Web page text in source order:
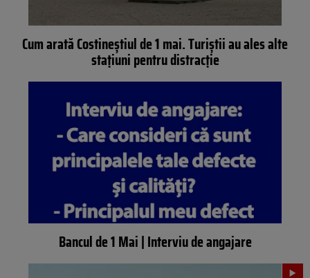
Cum arată Costineștiul de 1 mai. Turiștii au ales alte
stațiuni pentru distracție
Bancul de 1 Mai | Interviu de angajare